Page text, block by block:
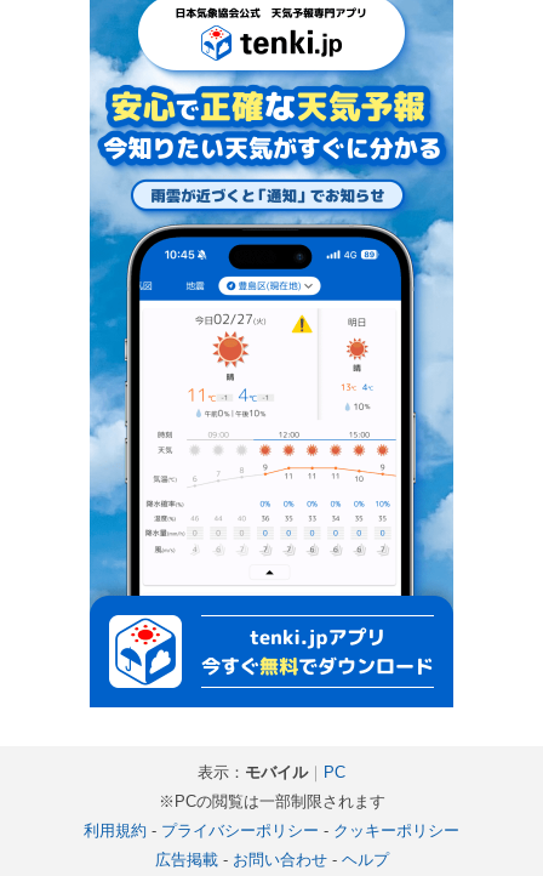
表示： モバイル｜ PC
※PCの閲覧は一部制限されます
利用規約 - プライバシーポリシー - クッキーポリシー
広告掲載- お問い合わせ- ヘルプ